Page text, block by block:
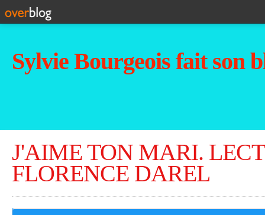
Sylvie Bourgeois fait son
J'AIME TON MARI.
FLORENCE DAREL